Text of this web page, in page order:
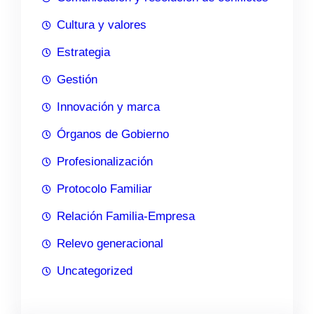
Cultura y valores
Estrategia
Gestión
Innovación y marca
Órganos de Gobierno
Profesionalización
Protocolo Familiar
Relación Familia-Empresa
Relevo generacional
Uncategorized